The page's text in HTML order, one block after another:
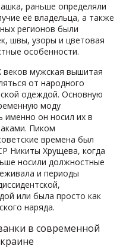
раньше определяли
её владельца, а также
регионов были
швы, узоры и цветовая
особенности.
веков мужская вышитая
от народного
одеждой. Основную
моду
именно он носил их в
Пиком
времена был
Никиты Хрущева, когда
носили должностные
и периоды
или была просто как
наряда.
в современной